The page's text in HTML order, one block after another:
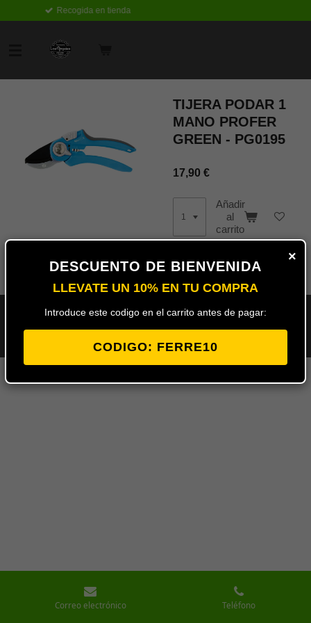
en tienda
TIJERA PODAR 1
MANO PROFER
GREEN - PG0195
17,90 €
Añadir
al
carrito
© 2024 - 2026 Ferretería Los Ángeles
Con la tecnología de
Correo electrónico Teléfono
×
DESCUENTO DE BIENVENIDA
LLEVATE UN 10% EN TU COMPRA
Introduce este codigo en el carrito antes de pagar:
CODIGO: FERRE10